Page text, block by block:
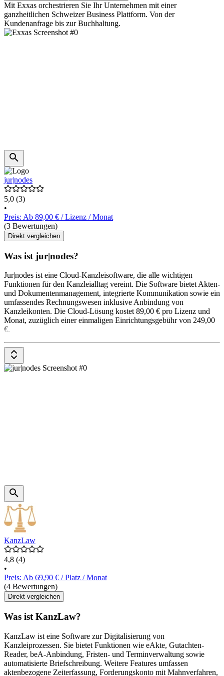
Mit Exxas orchestrieren Sie Ihr Unternehmen mit einer
ganzheitlichen Schweizer Business Plattform. Von der
Kundenanfrage bis zur Buchhaltung.
jur|nodes
5,0 (3)
•
Preis: Ab 89,00 € / Lizenz / Monat
(3 Bewertungen)
Direkt vergleichen
Was ist jur|nodes?
Jur|nodes ist eine Cloud-Kanzleisoftware, die alle wichtigen
Funktionen für den Kanzleialltag vereint. Die Software bietet Akten-
und Dokumentenmanagement, integrierte Kommunikation sowie ein
umfassendes Rechnungswesen inklusive Anbindung von
Kanzleikonten. Die Cloud-Lösung kostet 89,00 € pro Lizenz und
Monat, zuzüglich einer einmaligen Einrichtungsgebühr von 249,00
€.
KanzLaw
4,8 (4)
•
Preis: Ab 69,90 € / Platz / Monat
(4 Bewertungen)
Direkt vergleichen
Was ist KanzLaw?
KanzLaw ist eine Software zur Digitalisierung von
Kanzleiprozessen. Sie bietet Funktionen wie eAkte, Gutachten-
Reader, beA-Anbindung, Fristen- und Terminverwaltung sowie
automatisierte Briefschreibung. Weitere Features umfassen
aktenbezogene Zeiterfassung, Forderungskonto mit Mahnverfahren,